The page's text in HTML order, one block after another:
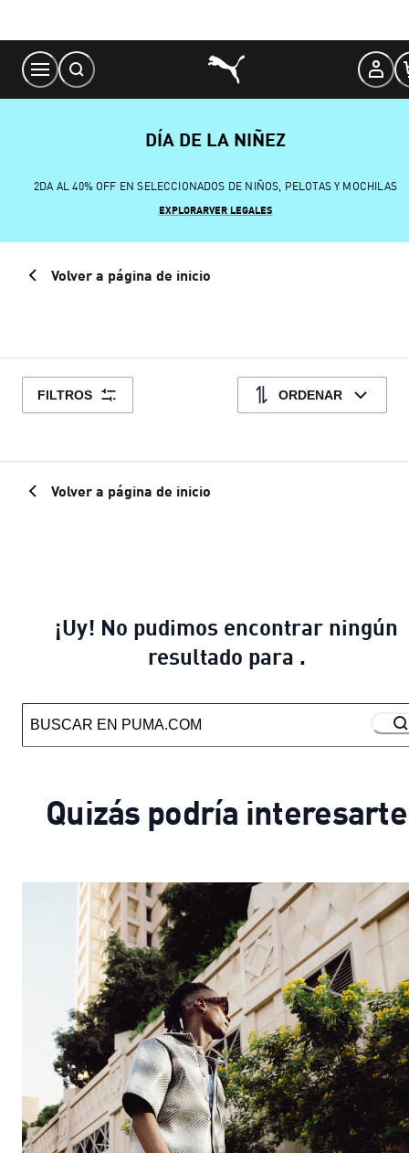
Content
DÍA DE LA NIÑEZ
2DA AL 40% OFF EN SELECCIONADOS DE NIÑOS, PELOTAS Y MOCHILAS
EXPLORARVER LEGALES
Volver a página de inicio
FILTROS ORDENAR
Volver a página de inicio
¡Uy! No pudimos encontrar ningún
resultado para .
Quizás podría interesarte